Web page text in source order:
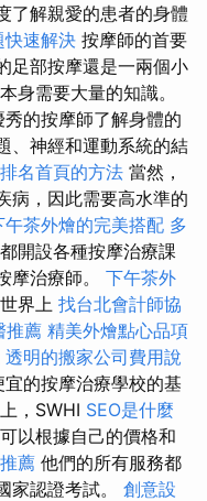
了解親愛的患者的身體
快速解決 按摩師的首要
足部按摩還是一兩個小
身需要大量的知識。
秀的按摩師了解身體的
、神經和運動系統的結
名首頁的方法 當然，
病，因此需要高水準的
午茶外燴的完美搭配 多
開設各種按摩治療課
摩治療師。 下午茶外
界上 找台北會計師協
推薦 精美外燴點心品項
透明的搬家公司費用說
宜的按摩治療學校的基
，SWHI SEO是什麼
以根據自己的價格和
薦 他們的所有服務都
家認證考試。 創意設